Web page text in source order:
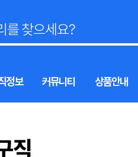
정보 커뮤니티 상품안내
직